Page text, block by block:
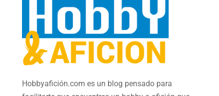
Hobbyafición.com es un blog pensado para